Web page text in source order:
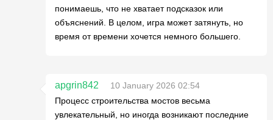
понимаешь, что не хватает подсказок или
объяснений. В целом, игра может затянуть, но
время от времени хочется немного большего.
apgrin842
10 January 2026 02:54
Процесс строительства мостов весьма
увлекательный, но иногда возникают последние